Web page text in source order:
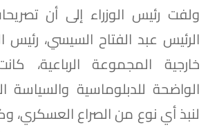
ولفت رئيس الوزراء إلى أن
الرئيس عبد الفتاح السيسي، رئيس
خارجية المجموعة الرباعية،
الواضحة للدبلوماسية والسياسة
لنبذ أي نوع من الصراع العسكري،